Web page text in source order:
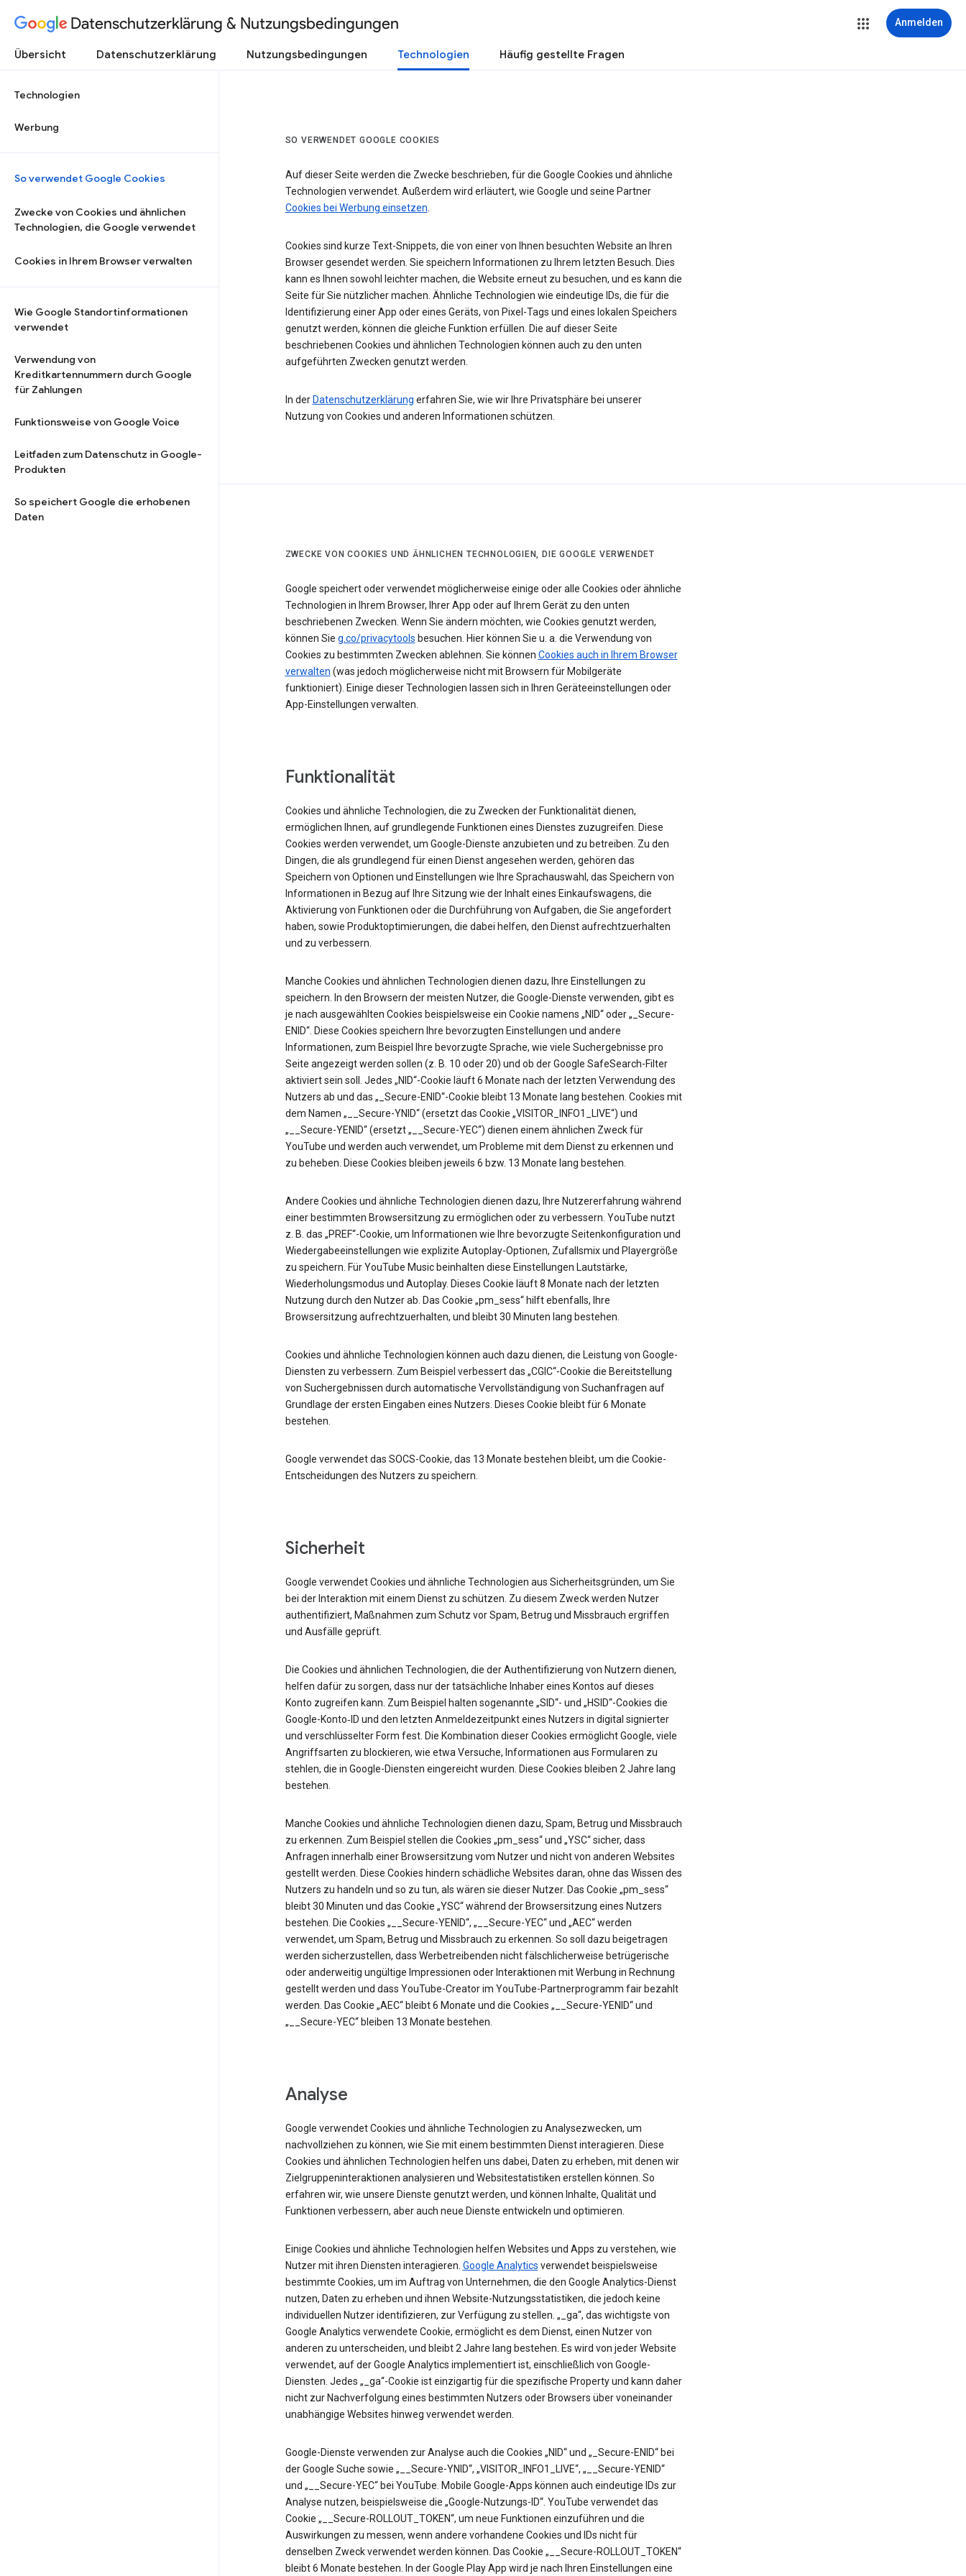
Datenschutzerklärung & Nutzungsbedingungen Anmelden
Übersicht Datenschutzerklärung Nutzungsbedingungen Technologien Häufig gestellte Fragen
Technologien
Werbung
So verwendet Google Cookies
Zwecke von Cookies und ähnlichen
Technologien, die Google verwendet
Cookies in Ihrem Browser verwalten
Wie Google Standortinformationen
verwendet
Verwendung von
Kreditkartennummern durch Google
für Zahlungen
Funktionsweise von Google Voice
Leitfaden zum Datenschutz in Google-
Produkten
So speichert Google die erhobenen
Daten
SO VERWENDET GOOGLE COOKIES
Auf dieser Seite werden die Zwecke beschrieben, für die Google Cookies und ähnliche
Technologien verwendet. Außerdem wird erläutert, wie Google und seine Partner
Cookies bei Werbung einsetzen.
Cookies sind kurze Text-Snippets, die von einer von Ihnen besuchten Website an Ihren
Browser gesendet werden. Sie speichern Informationen zu Ihrem letzten Besuch. Dies
kann es Ihnen sowohl leichter machen, die Website erneut zu besuchen, und es kann die
Seite für Sie nützlicher machen. Ähnliche Technologien wie eindeutige IDs, die für die
Identifizierung einer App oder eines Geräts, von Pixel-Tags und eines lokalen Speichers
genutzt werden, können die gleiche Funktion erfüllen. Die auf dieser Seite
beschriebenen Cookies und ähnlichen Technologien können auch zu den unten
aufgeführten Zwecken genutzt werden.
In der Datenschutzerklärung erfahren Sie, wie wir Ihre Privatsphäre bei unserer
Nutzung von Cookies und anderen Informationen schützen.
ZWECKE VON COOKIES UND ÄHNLICHEN TECHNOLOGIEN, DIE GOOGLE VERWENDET
Google speichert oder verwendet möglicherweise einige oder alle Cookies oder ähnliche
Technologien in Ihrem Browser, Ihrer App oder auf Ihrem Gerät zu den unten
beschriebenen Zwecken. Wenn Sie ändern möchten, wie Cookies genutzt werden,
können Sie g.co/privacytools besuchen. Hier können Sie u. a. die Verwendung von
Cookies zu bestimmten Zwecken ablehnen. Sie können Cookies auch in Ihrem Browser
verwalten (was jedoch möglicherweise nicht mit Browsern für Mobilgeräte
funktioniert). Einige dieser Technologien lassen sich in Ihren Geräteeinstellungen oder
App-Einstellungen verwalten.
Funktionalität
Cookies und ähnliche Technologien, die zu Zwecken der Funktionalität dienen,
ermöglichen Ihnen, auf grundlegende Funktionen eines Dienstes zuzugreifen. Diese
Cookies werden verwendet, um Google-Dienste anzubieten und zu betreiben. Zu den
Dingen, die als grundlegend für einen Dienst angesehen werden, gehören das
Speichern von Optionen und Einstellungen wie Ihre Sprachauswahl, das Speichern von
Informationen in Bezug auf Ihre Sitzung wie der Inhalt eines Einkaufswagens, die
Aktivierung von Funktionen oder die Durchführung von Aufgaben, die Sie angefordert
haben, sowie Produktoptimierungen, die dabei helfen, den Dienst aufrechtzuerhalten
und zu verbessern.
Manche Cookies und ähnlichen Technologien dienen dazu, Ihre Einstellungen zu
speichern. In den Browsern der meisten Nutzer, die Google-Dienste verwenden, gibt es
je nach ausgewählten Cookies beispielsweise ein Cookie namens „NID“ oder „_Secure-
ENID“. Diese Cookies speichern Ihre bevorzugten Einstellungen und andere
Informationen, zum Beispiel Ihre bevorzugte Sprache, wie viele Suchergebnisse pro
Seite angezeigt werden sollen (z. B. 10 oder 20) und ob der Google SafeSearch-Filter
aktiviert sein soll. Jedes „NID“-Cookie läuft 6 Monate nach der letzten Verwendung des
Nutzers ab und das „_Secure-ENID“-Cookie bleibt 13 Monate lang bestehen. Cookies mit
dem Namen „__Secure-YNID“ (ersetzt das Cookie „VISITOR_INFO1_LIVE“) und
„__Secure-YENID“ (ersetzt „__Secure-YEC“) dienen einem ähnlichen Zweck für
YouTube und werden auch verwendet, um Probleme mit dem Dienst zu erkennen und
zu beheben. Diese Cookies bleiben jeweils 6 bzw. 13 Monate lang bestehen.
Andere Cookies und ähnliche Technologien dienen dazu, Ihre Nutzererfahrung während
einer bestimmten Browsersitzung zu ermöglichen oder zu verbessern. YouTube nutzt
z. B. das „PREF“-Cookie, um Informationen wie Ihre bevorzugte Seitenkonfiguration und
Wiedergabeeinstellungen wie explizite Autoplay-Optionen, Zufallsmix und Playergröße
zu speichern. Für YouTube Music beinhalten diese Einstellungen Lautstärke,
Wiederholungsmodus und Autoplay. Dieses Cookie läuft 8 Monate nach der letzten
Nutzung durch den Nutzer ab. Das Cookie „pm_sess“ hilft ebenfalls, Ihre
Browsersitzung aufrechtzuerhalten, und bleibt 30 Minuten lang bestehen.
Cookies und ähnliche Technologien können auch dazu dienen, die Leistung von Google-
Diensten zu verbessern. Zum Beispiel verbessert das „CGIC“-Cookie die Bereitstellung
von Suchergebnissen durch automatische Vervollständigung von Suchanfragen auf
Grundlage der ersten Eingaben eines Nutzers. Dieses Cookie bleibt für 6 Monate
bestehen.
Google verwendet das SOCS-Cookie, das 13 Monate bestehen bleibt, um die Cookie-
Entscheidungen des Nutzers zu speichern.
Sicherheit
Google verwendet Cookies und ähnliche Technologien aus Sicherheitsgründen, um Sie
bei der Interaktion mit einem Dienst zu schützen. Zu diesem Zweck werden Nutzer
authentifiziert, Maßnahmen zum Schutz vor Spam, Betrug und Missbrauch ergriffen
und Ausfälle geprüft.
Die Cookies und ähnlichen Technologien, die der Authentifizierung von Nutzern dienen,
helfen dafür zu sorgen, dass nur der tatsächliche Inhaber eines Kontos auf dieses
Konto zugreifen kann. Zum Beispiel halten sogenannte „SID“- und „HSID“-Cookies die
Google-Konto‑ID und den letzten Anmeldezeitpunkt eines Nutzers in digital signierter
und verschlüsselter Form fest. Die Kombination dieser Cookies ermöglicht Google, viele
Angriffsarten zu blockieren, wie etwa Versuche, Informationen aus Formularen zu
stehlen, die in Google-Diensten eingereicht wurden. Diese Cookies bleiben 2 Jahre lang
bestehen.
Manche Cookies und ähnliche Technologien dienen dazu, Spam, Betrug und Missbrauch
zu erkennen. Zum Beispiel stellen die Cookies „pm_sess“ und „YSC“ sicher, dass
Anfragen innerhalb einer Browsersitzung vom Nutzer und nicht von anderen Websites
gestellt werden. Diese Cookies hindern schädliche Websites daran, ohne das Wissen des
Nutzers zu handeln und so zu tun, als wären sie dieser Nutzer. Das Cookie „pm_sess“
bleibt 30 Minuten und das Cookie „YSC“ während der Browsersitzung eines Nutzers
bestehen. Die Cookies „__Secure-YENID“, „__Secure-YEC“ und „AEC“ werden
verwendet, um Spam, Betrug und Missbrauch zu erkennen. So soll dazu beigetragen
werden sicherzustellen, dass Werbetreibenden nicht fälschlicherweise betrügerische
oder anderweitig ungültige Impressionen oder Interaktionen mit Werbung in Rechnung
gestellt werden und dass YouTube-Creator im YouTube-Partnerprogramm fair bezahlt
werden. Das Cookie „AEC“ bleibt 6 Monate und die Cookies „__Secure-YENID“ und
„__Secure-YEC“ bleiben 13 Monate bestehen.
Analyse
Google verwendet Cookies und ähnliche Technologien zu Analysezwecken, um
nachvollziehen zu können, wie Sie mit einem bestimmten Dienst interagieren. Diese
Cookies und ähnlichen Technologien helfen uns dabei, Daten zu erheben, mit denen wir
Zielgruppeninteraktionen analysieren und Websitestatistiken erstellen können. So
erfahren wir, wie unsere Dienste genutzt werden, und können Inhalte, Qualität und
Funktionen verbessern, aber auch neue Dienste entwickeln und optimieren.
Einige Cookies und ähnliche Technologien helfen Websites und Apps zu verstehen, wie
Nutzer mit ihren Diensten interagieren. Google Analytics verwendet beispielsweise
bestimmte Cookies, um im Auftrag von Unternehmen, die den Google Analytics-Dienst
nutzen, Daten zu erheben und ihnen Website-Nutzungsstatistiken, die jedoch keine
individuellen Nutzer identifizieren, zur Verfügung zu stellen. „_ga“, das wichtigste von
Google Analytics verwendete Cookie, ermöglicht es dem Dienst, einen Nutzer von
anderen zu unterscheiden, und bleibt 2 Jahre lang bestehen. Es wird von jeder Website
verwendet, auf der Google Analytics implementiert ist, einschließlich von Google-
Diensten. Jedes „_ga“-Cookie ist einzigartig für die spezifische Property und kann daher
nicht zur Nachverfolgung eines bestimmten Nutzers oder Browsers über voneinander
unabhängige Websites hinweg verwendet werden.
Google-Dienste verwenden zur Analyse auch die Cookies „NID“ und „_Secure-ENID“ bei
der Google Suche sowie „__Secure-YNID“, „VISITOR_INFO1_LIVE“, „__Secure-YENID“
und „__Secure-YEC“ bei YouTube. Mobile Google-Apps können auch eindeutige IDs zur
Analyse nutzen, beispielsweise die „Google-Nutzungs-ID“. YouTube verwendet das
Cookie „__Secure-ROLLOUT_TOKEN“, um neue Funktionen einzuführen und die
Auswirkungen zu messen, wenn andere vorhandene Cookies und IDs nicht für
denselben Zweck verwendet werden können. Das Cookie „__Secure-ROLLOUT_TOKEN“
bleibt 6 Monate bestehen. In der Google Play App wird je nach Ihren Einstellungen eine